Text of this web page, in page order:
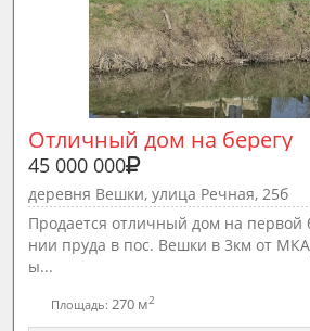
Отличный дом на берегу
45 000 000
деревня Вешки, улица Речная, 25б
Продается отличный дом на первой
нии пруда в пос. Вешки в 3км от
ы...
Площадь:270 м2